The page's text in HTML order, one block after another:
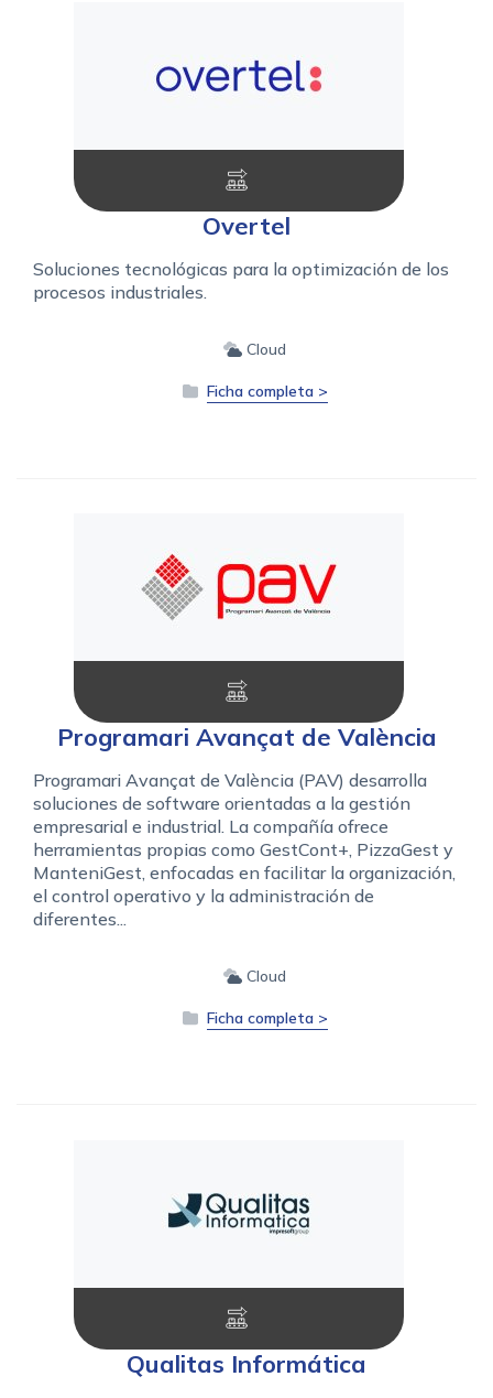
Overtel
Soluciones tecnológicas para la optimización de los
procesos industriales.
Cloud
Ficha completa >
Programari Avançat de València
Programari Avançat de València (PAV) desarrolla
soluciones de software orientadas a la gestión
empresarial e industrial. La compañía ofrece
herramientas propias como GestCont+, PizzaGest y
ManteniGest, enfocadas en facilitar la organización,
el control operativo y la administración de
diferentes...
Cloud
Ficha completa >
Qualitas Informática